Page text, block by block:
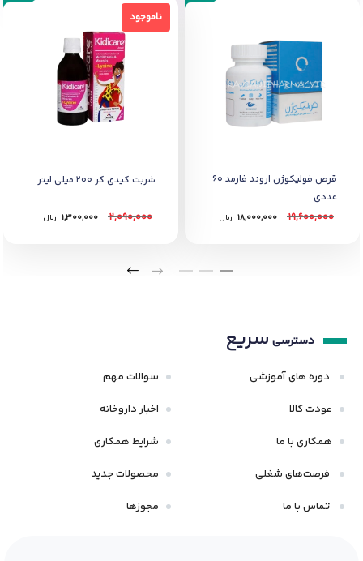
قرص فولیکوژن اروند فارمد 60
عددی
19,600,000
18,000,000 ﷼
ناموجود
ناموجود
شربت کیدی کر 200 میلی لیتر
2,090,000
1,300,000 ﷼
دسترسی سریع
دوره های آموزشی
عودت کالا
همکاری با ما
فرصت‌های شغلی
تماس با ما
سوالات مهم
اخبار داروخانه
شرایط همکاری
محصولات جدید
مجوزها